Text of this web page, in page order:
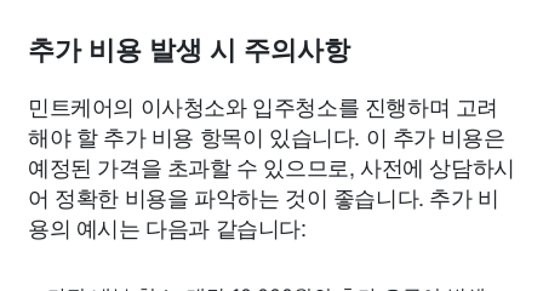
추가 비용 발생 시 주의사항
민트케어의 이사청소와 입주청소를 진행하며 고려
해야 할 추가 비용 항목이 있습니다. 이 추가 비용은
예정된 가격을 초과할 수 있으므로, 사전에 상담하시
어 정확한 비용을 파악하는 것이 좋습니다. 추가 비
용의 예시는 다음과 같습니다: